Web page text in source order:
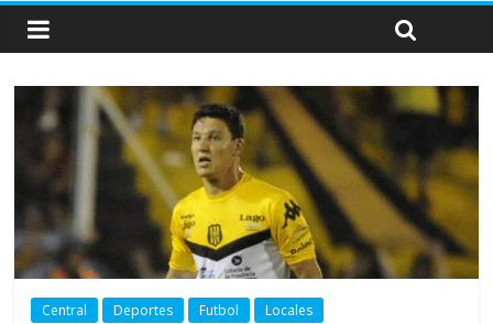
Central Deportes Futbol Locales